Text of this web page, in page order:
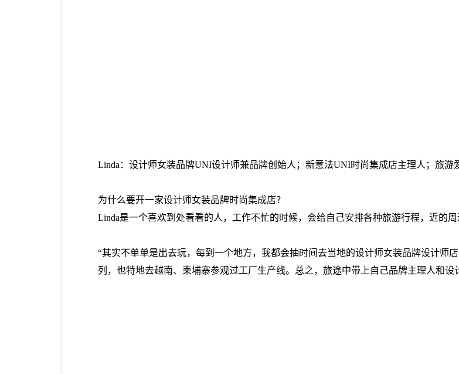
Linda： 设计师女装品牌UNI设计师兼品牌创始人；新意法UNI时尚集成店主理人；旅游
为什么要开一家设计师女装品牌时尚集成店？
Linda是一个喜欢到处看看的人，工作不忙的时候，会给自己安排各种旅游行程，近
“其实不单单是出去玩，每到一个地方，我都会抽时间去当地的设计师女装品牌设计师
列，也特地去越南、柬埔寨参观过工厂生产线。总之，旅途中带上自己品牌主理人和设